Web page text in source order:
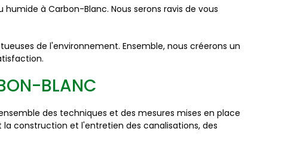
à Carbon-Blanc. Nous serons ravis de vous
de l'environnement. Ensemble, nous créerons un
BLANC
des techniques et des mesures mises en place
construction et l'entretien des canalisations, des